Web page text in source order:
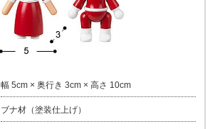
幅 5cm × 奥行き 3cm × 高さ 10cm
ブナ材（塗装仕上げ）